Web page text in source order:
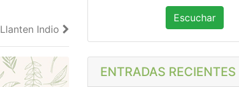
Llanten Indio
Escuchar
ENTRADAS RECIENTES